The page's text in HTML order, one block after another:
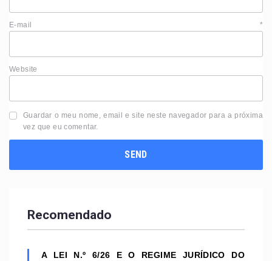
E-mail *
Website
Guardar o meu nome, email e site neste navegador para a próxima
vez que eu comentar.
Recomendado
A LEI N.º 6/26 E O REGIME JURÍDICO DO